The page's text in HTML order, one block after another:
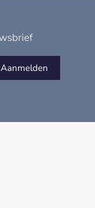
Aanmelden